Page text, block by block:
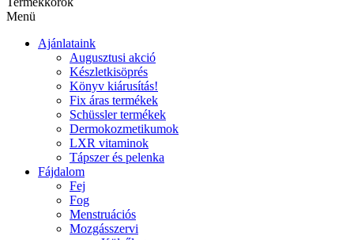
Menü
Ajánlataink
Augusztusi akció
Készletkisöprés
Könyv kiárusítás!
Fix áras termékek
Schüssler termékek
Dermokozmetikumok
LXR vitaminok
Tápszer és pelenka
Fájdalom
Fej
Fog
Menstruációs
Mozgásszervi